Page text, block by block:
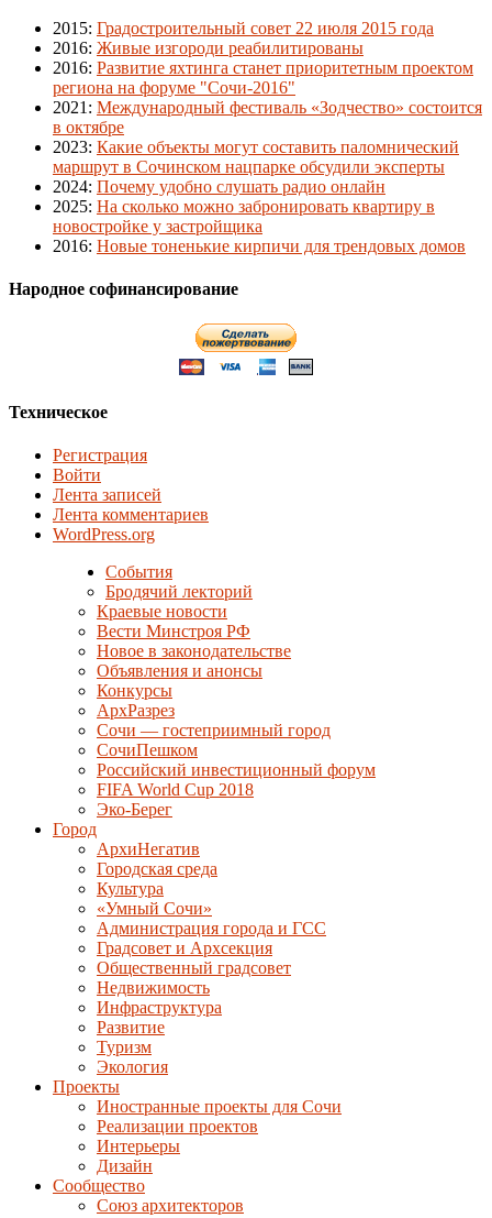
2015: Градостроительный совет 22 июля 2015 года
2016: Живые изгороди реабилитированы
2016: Развитие яхтинга станет приоритетным проектом
региона на форуме "Сочи-2016"
2021 : Международный фестиваль «Зодчество» состоится
в октябре
2023: Какие объекты могут составить паломнический
маршрут в Сочинском нацпарке обсудили эксперты
2024: Почему удобно слушать радио онлайн
2025: На сколько можно забронировать квартиру в
новостройке у застройщика
2016: Новые тоненькие кирпичи для трендовых домов
Народное софинансирование
Техническое
Регистрация
Войти
Лента записей
Лента комментариев
WordPress.org
События
Бродячий лекторий
Краевые новости
Вести Минстроя РФ
Новое в законодательстве
Объявления и анонсы
Конкурсы
АрхРазрез
Сочи — гостеприимный город
СочиПешком
Российский инвестиционный форум
FIFA World Cup 2018
Эко-Берег
Город
АрхиНегатив
Городская среда
Культура
«Умный Сочи»
Администрация города и ГСС
Градсовет и Архсекция
Общественный градсовет
Недвижимость
Инфраструктура
Развитие
Туризм
Экология
Проекты
Иностранные проекты для Сочи
Реализации проектов
Интерьеры
Дизайн
Сообщество
Союз архитекторов